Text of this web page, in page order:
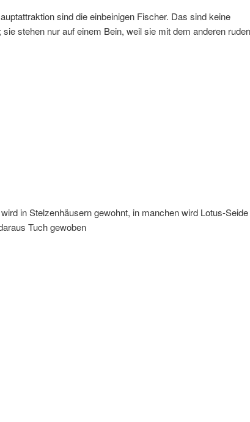
sind die einbeinigen Fischer. Das sind keine
sie stehen nur auf einem Bein, weil sie mit dem anderen
in Stelzenhäusern gewohnt, in manchen wird Lotus-Seide
Tuch gewoben